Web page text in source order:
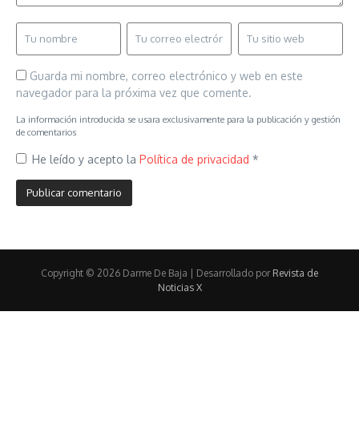
Guarda mi nombre, correo electrónico y web en este
navegador para la próxima vez que comente.
La información introducida se usara exclusivamente para la publicación y gestión
de comentarios
He leído y acepto la Política de privacidad *
Copyright © 2026 Darme De Baja | Desarrollado por Revista de
Noticias X